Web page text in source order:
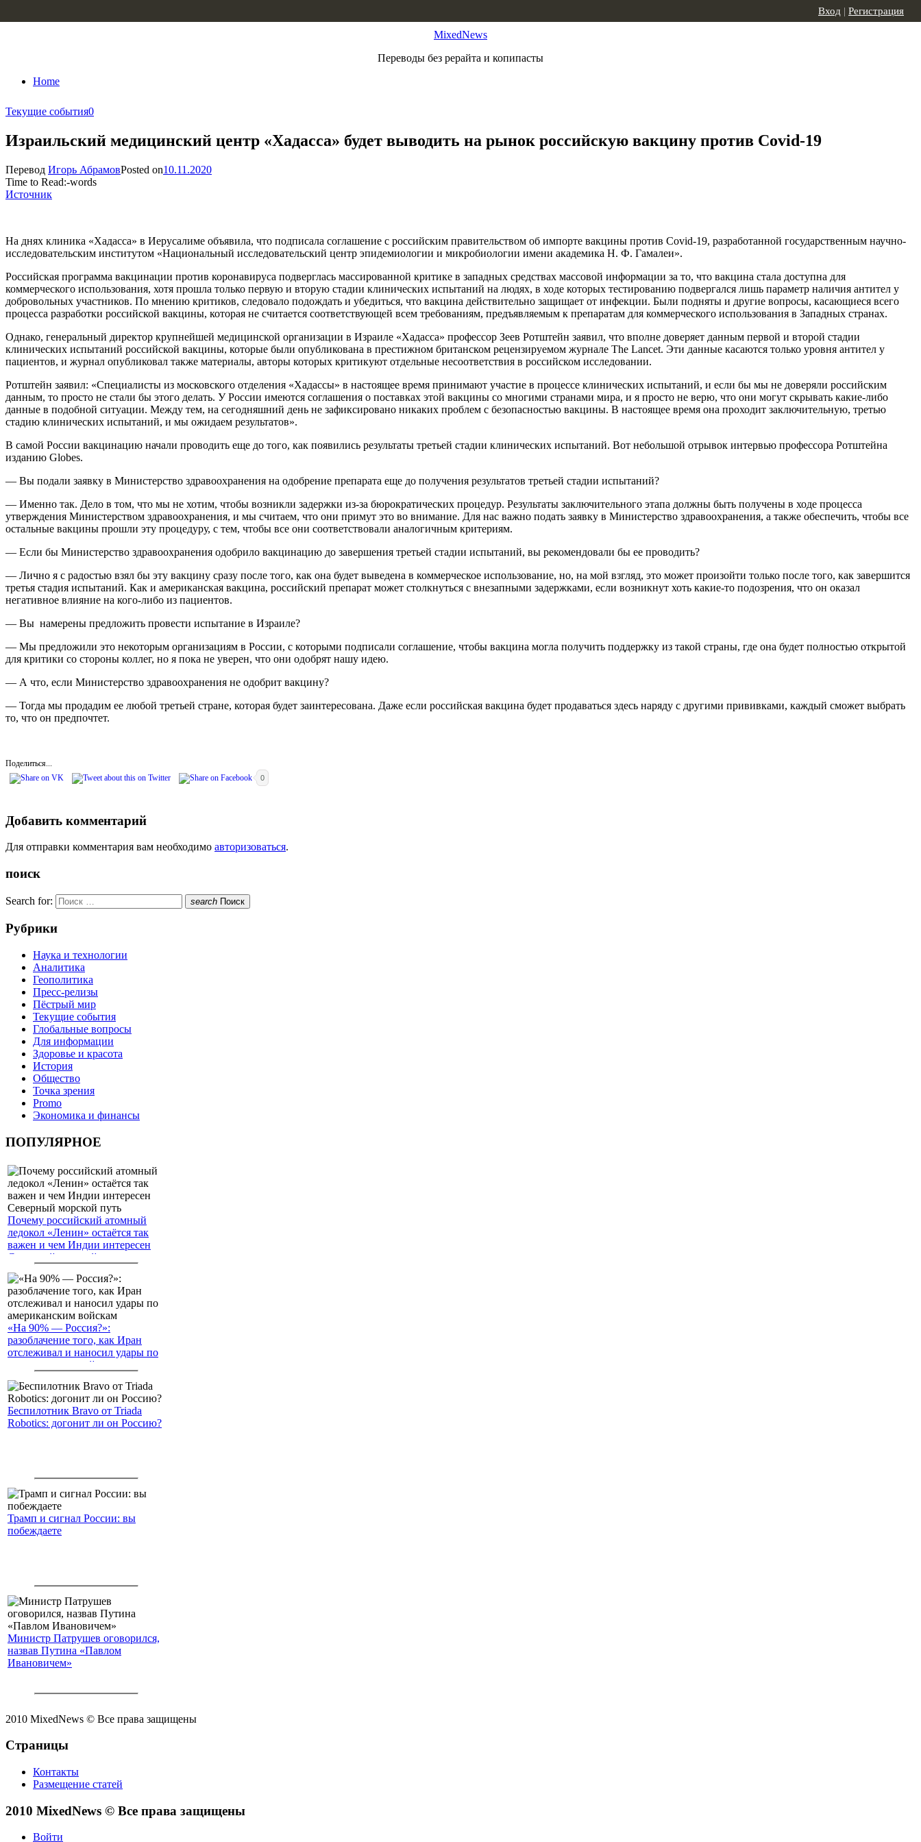
MixedNews
Переводы без рерайта и копипасты
Home
Вход | Регистрация
Текущие события0
Израильский медицинский центр «Хадасса» будет выводить на рынок российскую вакцину против Covid-19
Перевод Игорь АбрамовPosted on10.11.2020
Time to Read:-words
Источник
На днях клиника «Хадасса» в Иерусалиме объявила, что подписала соглашение с российским правительством об импорте вакцины против Covid-19, разработанной государственным научно-
исследовательским институтом «Национальный исследовательский центр эпидемиологии и микробиологии имени академика Н. Ф. Гамалеи».
Российская программа вакцинации против коронавируса подверглась массированной критике в западных средствах массовой информации за то, что вакцина стала доступна для
коммерческого использования, хотя прошла только первую и вторую стадии клинических испытаний на людях, в ходе которых тестированию подвергался лишь параметр наличия антител у
добровольных участников. По мнению критиков, следовало подождать и убедиться, что вакцина действительно защищает от инфекции. Были подняты и другие вопросы, касающиеся всего
процесса разработки российской вакцины, которая не считается соответствующей всем требованиям, предъявляемым к препаратам для коммерческого использования в Западных странах.
Однако, генеральный директор крупнейшей медицинской организации в Израиле «Хадасса» профессор Зеев Ротштейн заявил, что вполне доверяет данным первой и второй стадии
клинических испытаний российской вакцины, которые были опубликована в престижном британском рецензируемом журнале The Lancet. Эти данные касаются только уровня антител у
пациентов, и журнал опубликовал также материалы, авторы которых критикуют отдельные несоответствия в российском исследовании.
Ротштейн заявил: «Специалисты из московского отделения «Хадассы» в настоящее время принимают участие в процессе клинических испытаний, и если бы мы не доверяли российским
данным, то просто не стали бы этого делать. У России имеются соглашения о поставках этой вакцины со многими странами мира, и я просто не верю, что они могут скрывать какие-либо
данные в подобной ситуации. Между тем, на сегодняшний день не зафиксировано никаких проблем с безопасностью вакцины. В настоящее время она проходит заключительную, третью
стадию клинических испытаний, и мы ожидаем результатов».
В самой России вакцинацию начали проводить еще до того, как появились результаты третьей стадии клинических испытаний. Вот небольшой отрывок интервью профессора Ротштейна
изданию Globes.
— Вы подали заявку в Министерство здравоохранения на одобрение препарата еще до получения результатов третьей стадии испытаний?
— Именно так. Дело в том, что мы не хотим, чтобы возникли задержки из-за бюрократических процедур. Результаты заключительного этапа должны быть получены в ходе процесса
утверждения Министерством здравоохранения, и мы считаем, что они примут это во внимание. Для нас важно подать заявку в Министерство здравоохранения, а также обеспечить, чтобы все
остальные вакцины прошли эту процедуру, с тем, чтобы все они соответствовали аналогичным критериям.
— Если бы Министерство здравоохранения одобрило вакцинацию до завершения третьей стадии испытаний, вы рекомендовали бы ее проводить?
— Лично я с радостью взял бы эту вакцину сразу после того, как она будет выведена в коммерческое использование, но, на мой взгляд, это может произойти только после того, как завершится
третья стадия испытаний. Как и американская вакцина, российский препарат может столкнуться с внезапными задержками, если возникнут хоть какие-то подозрения, что он оказал
негативное влияние на кого-либо из пациентов.
— Вы намерены предложить провести испытание в Израиле?
— Мы предложили это некоторым организациям в России, с которыми подписали соглашение, чтобы вакцина могла получить поддержку из такой страны, где она будет полностью открытой
для критики со стороны коллег, но я пока не уверен, что они одобрят нашу идею.
— А что, если Министерство здравоохранения не одобрит вакцину?
— Тогда мы продадим ее любой третьей стране, которая будет заинтересована. Даже если российская вакцина будет продаваться здесь наряду с другими прививками, каждый сможет выбрать
то, что он предпочтет.
Поделиться...
0
Добавить комментарий
Для отправки комментария вам необходимо авторизоваться.
поиск
Search for: search Поиск
Рубрики
Наука и технологии
Аналитика
Геополитика
Пресс-релизы
Пёстрый мир
Текущие события
Глобальные вопросы
Для информации
Здоровье и красота
История
Общество
Точка зрения
Promo
Экономика и финансы
ПОПУЛЯРНОЕ
Почему российский атомный
ледокол «Ленин» остаётся так
важен и чем Индии интересен
Северный морской путь
«На 90% — Россия?»:
разоблачение того, как Иран
отслеживал и наносил удары по
американским войскам
Беспилотник Bravo от Triada
Robotics: догонит ли он Россию?
Трамп и сигнал России: вы
побеждаете
Министр Патрушев оговорился,
назвав Путина «Павлом
Ивановичем»
2010 MixedNews © Все права защищены
Страницы
Контакты
Размещение статей
2010 MixedNews © Все права защищены
Войти